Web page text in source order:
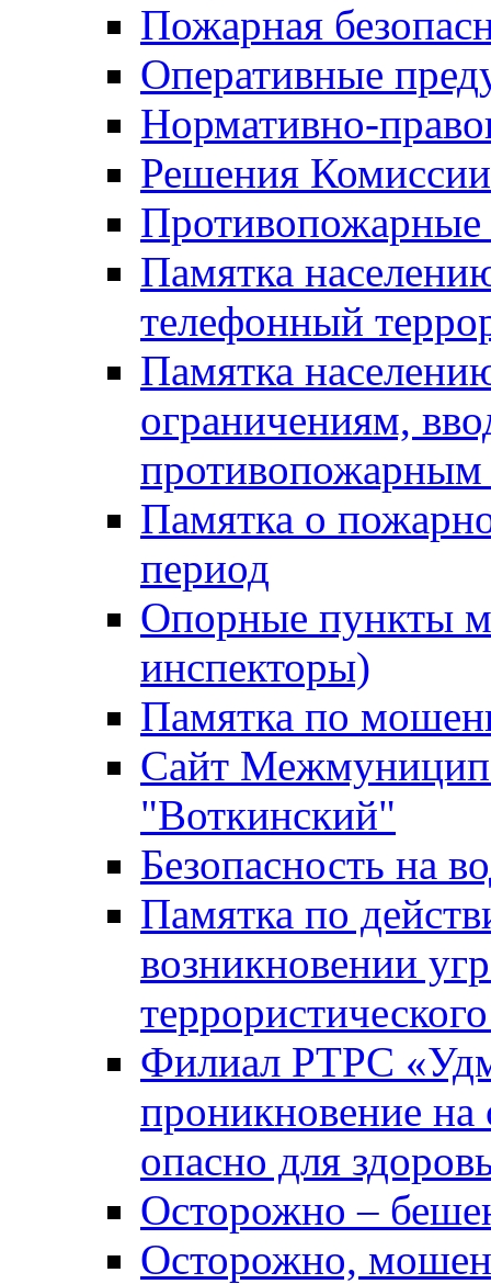
Пожарная
Оперативные
Нормативно-
Решения
Противопожарные
Памятка
телефонный
Памятка
ограничениям,
Памятка о
период
Опорные пункты
инспекторы)
Памятка по
Сайт
"Воткинский"
Безопасность на
Памятка по
возникновении
Филиал РТРС
проникновение на
опасно для
Осторожно –
Осторожно,